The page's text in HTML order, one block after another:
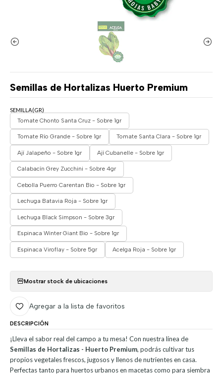
Semillas de Hortalizas Huerto Premium
SEMILLA(GR)
Tomate Chonto Santa Cruz - Sobre 1gr
Tomate Río Grande - Sobre 1gr Tomate Santa Clara - Sobre 1gr
Ají Jalapeño - Sobre 1gr Ají Cubanelle - Sobre 1gr
Calabacín Grey Zucchini - Sobre 4gr
Cebolla Puerro Carentan Bio - Sobre 1gr
Lechuga Batavia Roja - Sobre 1gr
Lechuga Black Simpson - Sobre 3gr
Espinaca Winter Giant Bio - Sobre 1gr
Espinaca Viroflay - Sobre 5gr Acelga Roja - Sobre 1gr
Mostrar stock de ubicaciones
Agregar a la lista de favoritos
DESCRIPCIÓN
¡Lleva el sabor real del campo a tu mesa! Con nuestra línea de
Semillas de Hortalizas - Huerto Premium, podrás cultivar tus
propios vegetales frescos, jugosos y llenos de nutrientes en casa.
Perfectas tanto para huertos urbanos en macetas como para siembra